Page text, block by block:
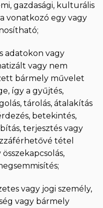
gazdasági, kulturális
vonatkozó egy vagy
adatokon vagy
vagy nem
bármely művelet
így a gyűjtés,
tárolás, átalakítás
betekintés,
terjesztés vagy
tétel
vagy jogi személy,
vagy bármely